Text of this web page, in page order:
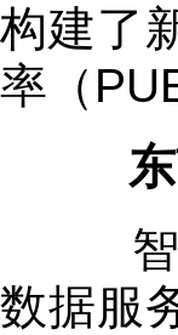
构建了
率（
东南
智算
数据服